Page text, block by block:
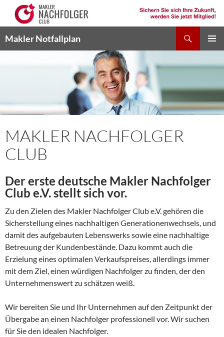
Makler Notfallplan
MAKLER NACHFOLGER
CLUB
Der erste deutsche Makler Nachfolger
Club e.V. stellt sich vor.
Zu den Zielen des Makler Nachfolger Club e.V. gehören die
Sicherstellung eines nachhaltigen Generationenwechsels, und
damit des aufgebauten Lebenswerks sowie eine nachhaltige
Betreuung der Kundenbestände. Dazu kommt auch die
Erzielung eines optimalen Verkaufspreises, allerdings immer
mit dem Ziel, einen würdigen Nachfolger zu finden, der den
Unternehmenswert zu schätzen weiß.
Wir bereiten Sie und Ihr Unternehmen auf den Zeitpunkt der
Übergabe an einen Nachfolger professionell vor. Wir suchen
für Sie den idealen Nachfolger.